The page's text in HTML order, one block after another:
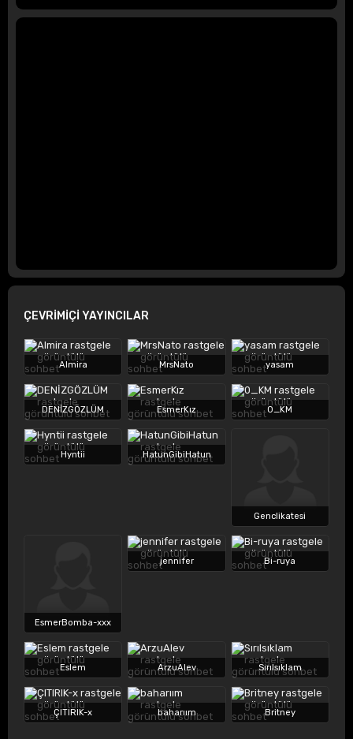
ÇEVRİMİÇİ YAYINCILAR
Almira MrsNato yasam
DENİZGÖZLÜM EsmerKız 0_KM
Hyntii HatunGibiHatun
Genclikatesi
EsmerBomba-xxx
jennifer Bi-ruya
Eslem ArzuAlev Sırılsıklam
ÇITIRIK-x baharıım Britney